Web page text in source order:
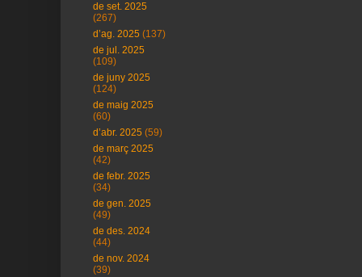
de set. 2025
(267)
d’ag. 2025 (137)
de jul. 2025
(109)
de juny 2025
(124)
de maig 2025
(60)
d’abr. 2025 (59)
de març 2025
(42)
de febr. 2025
(34)
de gen. 2025
(49)
de des. 2024
(44)
de nov. 2024
(39)